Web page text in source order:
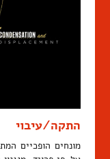
התקה/עיבוי
מונחים הופכיים